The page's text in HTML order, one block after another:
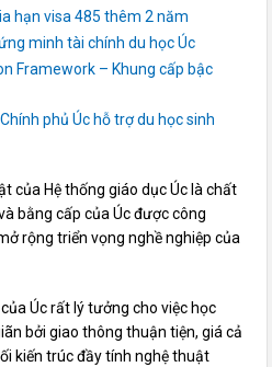
hạn visa 485 thêm 2 năm
minh tài chính du học Úc
Framework – Khung cấp bậc
phủ Úc hỗ trợ du học sinh
của Hệ thống giáo dục Úc là chất
bằng cấp của Úc được công
rộng triển vọng nghề nghiệp của
Úc rất lý tưởng cho việc học
bởi giao thông thuận tiện, giá cả
kiến trúc đầy tính nghệ thuật